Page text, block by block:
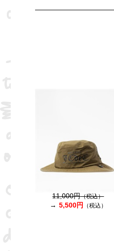
11,000円（税込）
5,500円 （税込）